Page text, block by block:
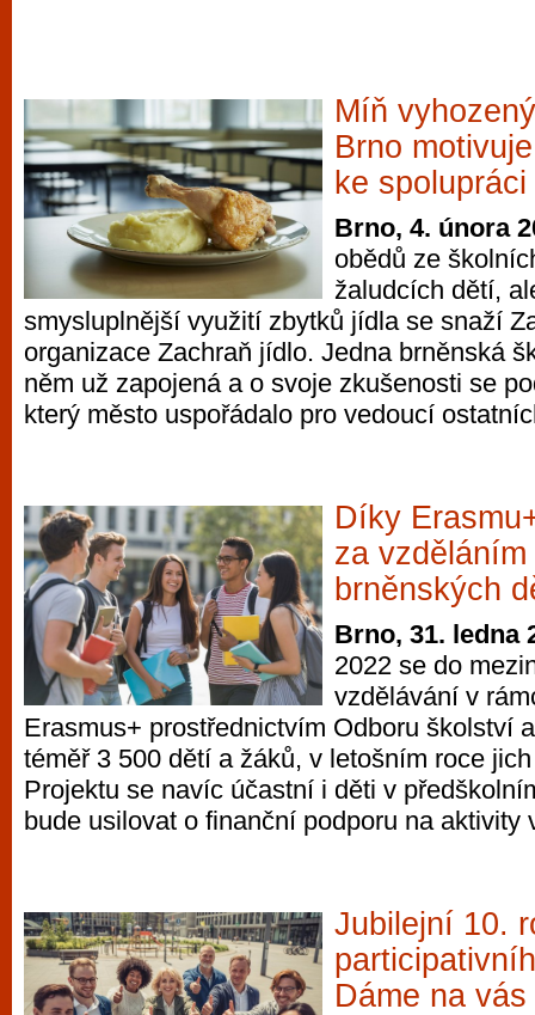
Míň
Brno
ke
Brno, 4. února
obědů ze
žaludcích dětí,
smysluplnější využití zbytků jídla se snaží
organizace Zachraň jídlo. Jedna brněnská
něm už zapojená a o svoje zkušenosti se
který město uspořádalo pro vedoucí
Díky
za
brněnských
Brno, 31. ledna
2022 se do
vzdělávání v
Erasmus+ prostřednictvím Odboru školství
téměř 3 500 dětí a žáků, v letošním roce
Projektu se navíc účastní i děti v
bude usilovat o finanční podporu na aktivity
Jubilejní 10.
Dáme na